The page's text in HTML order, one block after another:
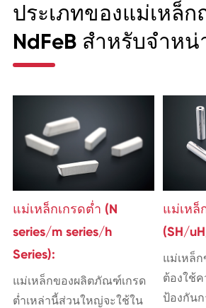
ประเภทของแม่เหล็ก
NdFeB สำหรับจำหน่
แม่เหล็กเกรดต่ำ (N
series/m series/h
Series):
แม่เหล็กของผลิตภัณฑ์เกรด
ต่ำเหล่านี้ส่วนใหญ่จะใช้ใน
แม่เหล็
(SH/
แม่เหล็ก
ต้องใช้
ป้องกัน